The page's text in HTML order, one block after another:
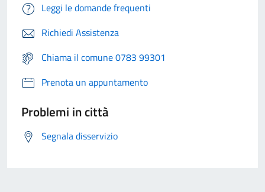
Leggi le domande frequenti
Richiedi Assistenza
Chiama il comune 0783 99301
Prenota un appuntamento
Problemi in città
Segnala disservizio